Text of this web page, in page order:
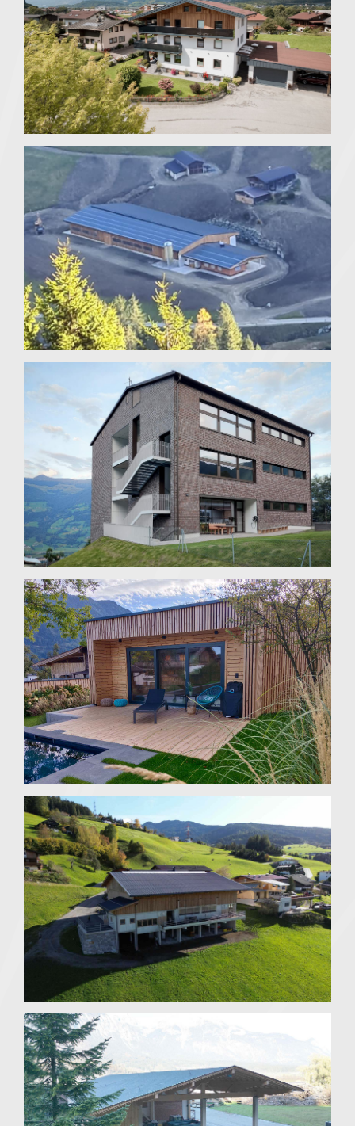
Strass im Zillertal
Langer Grund Kelchsau
Volksschule, Agrarhalle,
Kindergarten
Rinderlaufstall mit Tennen & landw.